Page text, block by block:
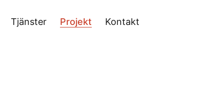
Tjänster Projekt Kontakt